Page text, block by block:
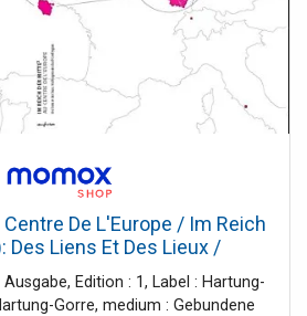
De L'Europe / Im Reich
Des Liens Et Des Lieux /
Großregion _ Grande
Région
Edition : 1, Label : Hartung-
Gorre, medium : Gebundene